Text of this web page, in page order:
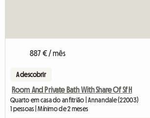
887 € / mês
A descobrir
Room And Private Bath With Share Of Sf H
Quarto em casa do anfitrião | Annandale (22003)
1 pessoas | Mínimo de 2 meses